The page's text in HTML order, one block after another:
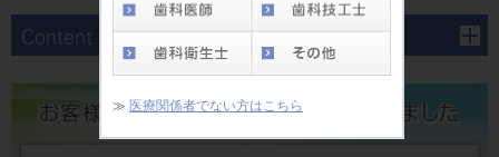
≫ 医療関係者でない方はこちら